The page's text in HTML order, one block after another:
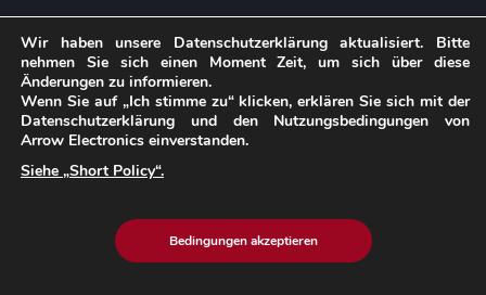
Branchen
Mobilität
Gesundheitswesen
Wir haben unsere Datenschutzerklärung aktualisiert. Bitte
nehmen Sie sich einen Moment Zeit, um sich über diese
Änderungen zu informieren.
Wenn Sie auf „Ich stimme zu“ klicken, erklären Sie sich mit der
Datenschutzerklärung und den Nutzungsbedingungen von
Arrow Electronics einverstanden.
Siehe „Short Policy“.
Bedingungen akzeptieren